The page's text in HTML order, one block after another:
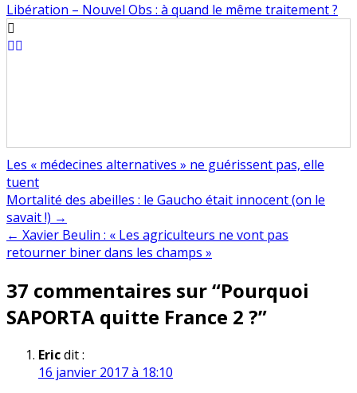
Libération – Nouvel Obs : à quand le même traitement ?
Les « médecines alternatives » ne guérissent pas, elle
tuent
Navigation
de
l’article
Mortalité des abeilles : le Gaucho était innocent (on le
savait !) →
← Xavier Beulin : « Les agriculteurs ne vont pas
retourner biner dans les champs »
37 commentaires sur “Pourquoi
SAPORTA quitte France 2 ?”
Ericdit :
16 janvier 2017 à 18:10